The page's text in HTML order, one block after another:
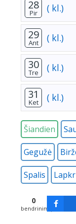
28
Pir ( kl.)
29
Ant ( kl.)
30
Tre ( kl.)
31
Ket ( kl.)
Šiandien
Gegužė
Spalis
0
bendrinimų